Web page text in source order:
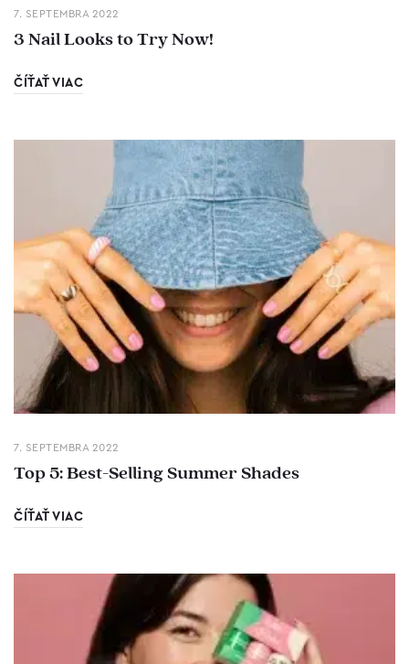
7. SEPTEMBRA 2022
3 Nail Looks to Try Now!
ČÍŤAŤ VIAC
7. SEPTEMBRA 2022
Top 5: Best-Selling Summer Shades
ČÍŤAŤ VIAC